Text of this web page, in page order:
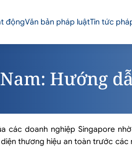
độngVăn bản pháp luậtTin tức
Hướng
các doanh nghiệp Singapore
thương hiệu an toàn trước các